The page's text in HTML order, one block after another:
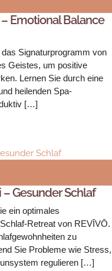
Emotional Balance
Signaturprogramm von
Geistes, um positive
Lernen Sie durch eine
heilenden Spa-
[…]
Gesunder Schlaf
ein optimales
Retreat von REVĪVŌ.
zu
Sie Probleme wie Stress,
regulieren […]